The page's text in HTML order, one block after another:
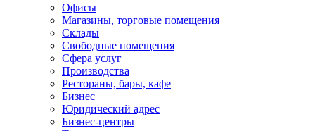
Офисы
Магазины, торговые помещения
Склады
Свободные помещения
Сфера услуг
Производства
Рестораны, бары, кафе
Бизнес
Юридический адрес
Бизнес-центры